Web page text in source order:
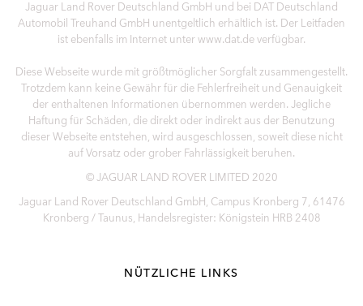
Jaguar Land Rover Deutschland GmbH und bei DAT Deutschland
Automobil Treuhand GmbH unentgeltlich erhältlich ist. Der Leitfaden
ist ebenfalls im Internet unter www.dat.de verfügbar.
Diese Webseite wurde mit größtmöglicher Sorgfalt zusammengestellt.
Trotzdem kann keine Gewähr für die Fehlerfreiheit und Genauigkeit
der enthaltenen Informationen übernommen werden. Jegliche
Haftung für Schäden, die direkt oder indirekt aus der Benutzung
dieser Webseite entstehen, wird ausgeschlossen, soweit diese nicht
auf Vorsatz oder grober Fahrlässigkeit beruhen.
© JAGUAR LAND ROVER LIMITED 2020
Jaguar Land Rover Deutschland GmbH, Campus Kronberg 7, 61476
Kronberg / Taunus, Handelsregister: Königstein HRB 2408
NÜTZLICHE LINKS